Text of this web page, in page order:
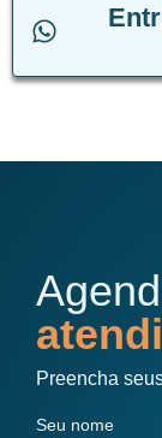
Preencha
Seu nome